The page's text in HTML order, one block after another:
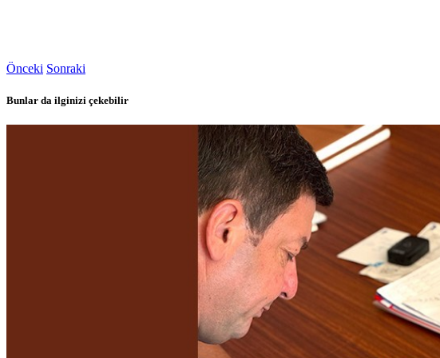
Önceki Sonraki
Bunlar da ilginizi çekebilir